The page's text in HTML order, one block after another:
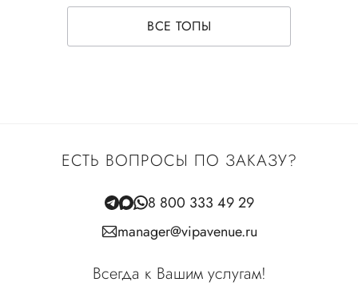
ВСЕ ТОПЫ
ЕСТЬ ВОПРОСЫ ПО ЗАКАЗУ?
8 800 333 49 29
manager@vipavenue.ru
Всегда к Вашим услугам!